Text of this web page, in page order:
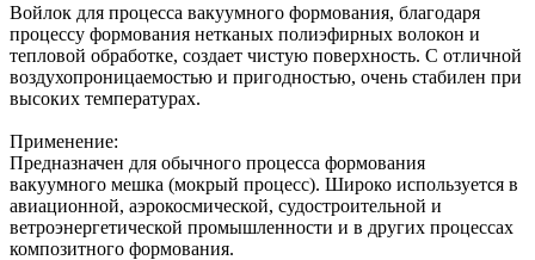
Войлок для процесса вакуумного формования, благодаря
процессу формования нетканых полиэфирных волокон и
тепловой обработке, создает чистую поверхность. С отличной
воздухопроницаемостью и пригодностью, очень стабилен при
высоких температурах.
Применение:
Предназначен для обычного процесса формования
вакуумного мешка (мокрый процесс). Широко используется в
авиационной, аэрокосмической, судостроительной и
ветроэнергетической промышленности и в других процессах
композитного формования.